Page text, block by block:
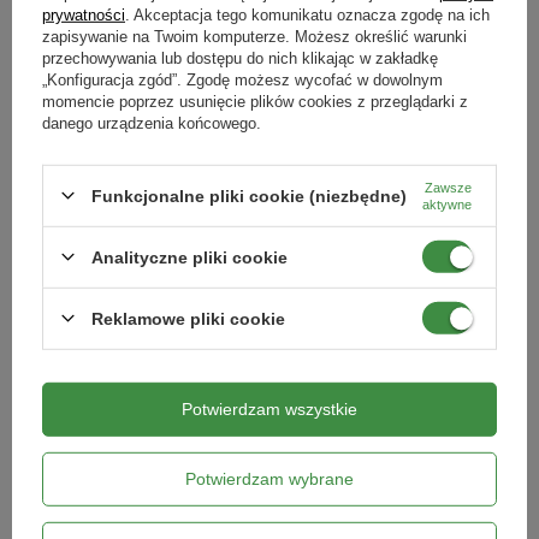
bylin
W tym miesiącu przesadzamy, a także rozmnażamy poprzez podział
przekwitnięte byliny np.: bergenie, barwinki, sąbrówki, gęsiówki, floksy,
goździki pierzaste, krwawniki, serduszka okazałe, tawułki, turzyce,
Rośliny iglaste i zimozielone
Początek września to idealny czas na przesadzenie drzew i krzewów
rośliny iglaste zasadzimy do 15-go września. Dzięki temu, rośliny zdążą
się zakorzenić przed nadejściem zimy.
połowy września możemy sadzić: mahonie, berberysa Juliany, irgi
Krzewy owocowe
Aż do połowy września sadzimy truskawki, jagodę kamczacką i
prywatności . Akceptacja tego komunikatu oznacza zgodę na ich
zapisywanie na Twoim komputerze. Możesz określić warunki
przechowywania lub dostępu do nich klikając w zakładkę
„Konfiguracja zgód”. Zgodę możesz wycofać w dowolnym
momencie poprzez usunięcie plików cookies z przeglądarki z
danego urządzenia końcowego.
Funkcjonalne pliki cookie (niezbędne)
Zawsze
aktywne
Analityczne pliki cookie
Reklamowe pliki cookie
Potwierdzam wybrane
Potwierdzam wszystkie